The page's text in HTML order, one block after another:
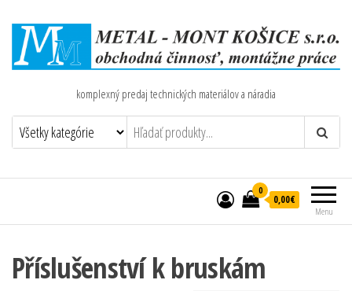
komplexný predaj technických materiálov a náradia
Menu
0
0,00€
Příslušenství k bruskám